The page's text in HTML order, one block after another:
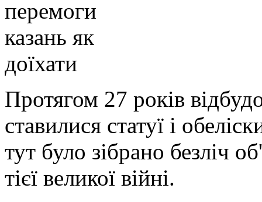
Протягом 27 років
ставилися статуї і
тут було зібрано безліч
тієї великої війні.